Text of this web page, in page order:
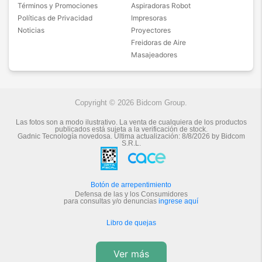
Términos y Promociones
Políticas de Privacidad
Noticias
Aspiradoras Robot
Impresoras
Proyectores
Freidoras de Aire
Masajeadores
Copyright © 2026 Bidcom Group.
Las fotos son a modo ilustrativo. La venta de cualquiera de los productos
publicados está sujeta a la verificación de stock.
Gadnic Tecnología novedosa.Última actualización: 8/8/2026 by Bidcom
S.R.L.
Botón de arrepentimiento
Defensa de las y los Consumidores
para consultas y/o denuncias ingrese aquí
Libro de quejas
Ver más